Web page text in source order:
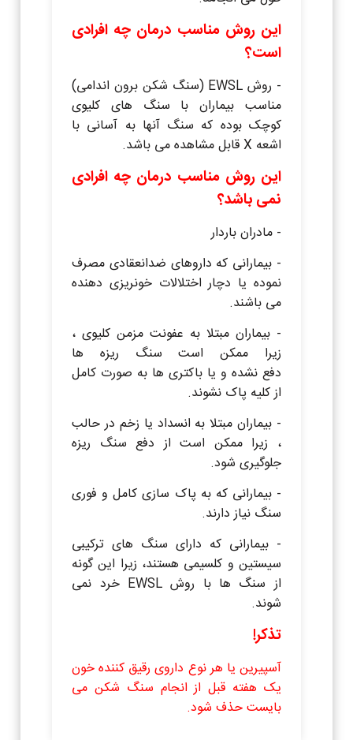
این روش مناسب درمان چه افرادی
است؟
- روش EWSL (سنگ شکن برون اندامی)
مناسب بیماران با سنگ های کلیوی
کوچک بوده که سنگ آنها به آسانی با
اشعه X قابل مشاهده می باشد.
این روش مناسب درمان چه افرادی
نمی باشد؟
- مادران باردار
- بیمارانی که داروهای ضدانعقادی مصرف
نموده یا دچار اختلالات خونریزی دهنده
می باشند.
- بیماران مبتلا به عفونت مزمن کلیوی ،
زیرا ممکن است سنگ ریزه ها
دفع نشده و یا باکتری ها به صورت کامل
از کلیه پاک نشوند.
- بیماران مبتلا به انسداد یا زخم در حالب
، زیرا ممکن است از دفع سنگ ریزه
جلوگیری شود.
- بیمارانی که به پاک سازی کامل و فوری
سنگ نیاز دارند.
- بیمارانی که دارای سنگ های ترکیبی
سیستین و کلسیمی هستند، زیرا این گونه
از سنگ ها با روش EWSL خرد نمی
شوند.
تذکر!
آسپیرین یا هر نوع داروی رقیق کننده خون
یک هفته قبل از انجام سنگ شکن می
بایست حذف شود.